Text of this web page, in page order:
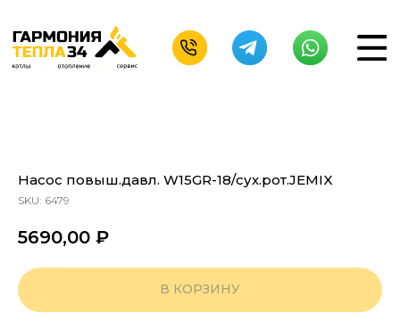
Насос повыш.давл. W15GR-18/сух.рот.JEMIX
SKU: 6479
5690,00 ₽
В КОРЗИНУ